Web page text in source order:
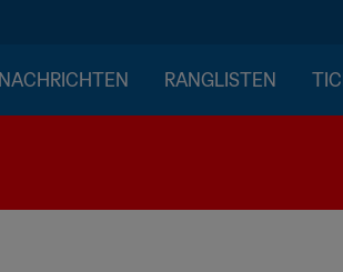
NACHRICHTEN RANGLISTEN